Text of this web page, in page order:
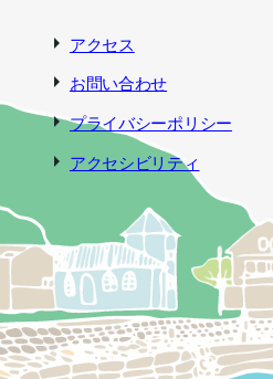
アクセス
お問い合わせ
プライバシーポリシー
アクセシビリティ